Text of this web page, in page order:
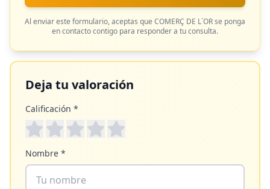
Al enviar este formulario, aceptas que COMERÇ DE L´ORse ponga
en contacto contigo para responder a tu consulta.
Deja tu valoración
Calificación *
Nombre *